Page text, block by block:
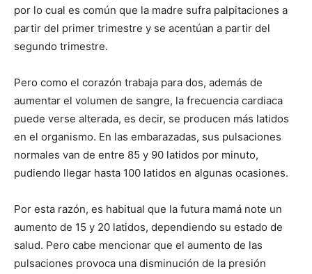
por lo cual es común que la madre sufra palpitaciones a
partir del primer trimestre y se acentúan a partir del
segundo trimestre.
Pero como el corazón trabaja para dos, además de
aumentar el volumen de sangre, la frecuencia cardiaca
puede verse alterada, es decir, se producen más latidos
en el organismo. En las embarazadas, sus pulsaciones
normales van de entre 85 y 90 latidos por minuto,
pudiendo llegar hasta 100 latidos en algunas ocasiones.
Por esta razón, es habitual que la futura mamá note un
aumento de 15 y 20 latidos, dependiendo su estado de
salud. Pero cabe mencionar que el aumento de las
pulsaciones provoca una disminución de la presión